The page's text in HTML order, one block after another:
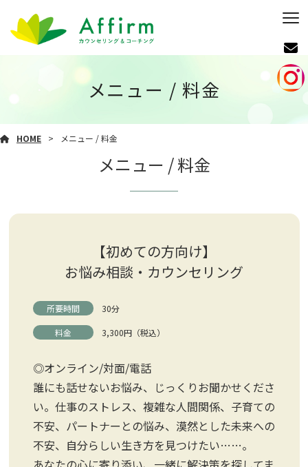
メニュー / 料金
HOME メニュー / 料金
メニュー / 料金
【初めての方向け】
お悩み相談・カウンセリング
所要時間 30分
料金 3,300円（税込）
◎オンライン/対面/電話
誰にも話せないお悩み、じっくりお聞かせくださ
い。仕事のストレス、複雑な人間関係、子育ての
不安、パートナーとの悩み、漠然とした未来への
不安、自分らしい生き方を見つけたい……。